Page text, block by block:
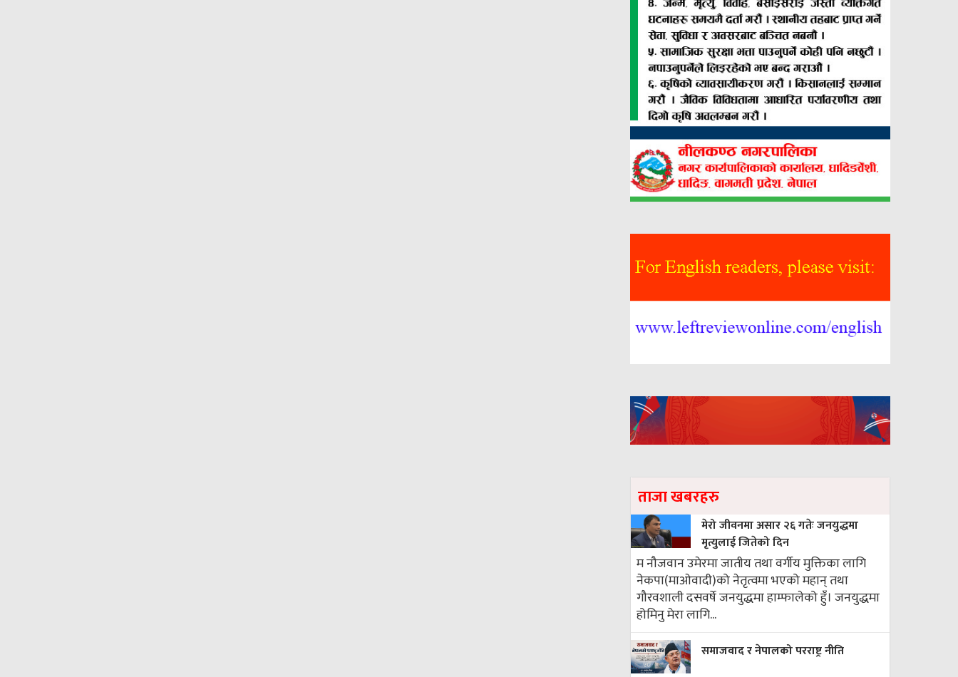
ताजा खबरहरु
मेरो जीवनमा असार २६ गतेः जनयुद्धमा
मृत्युलाई जितेको दिन
म नौजवान उमेरमा जातीय तथा वर्गीय मुक्तिका लागि
नेकपा(माओवादी)को नेतृत्वमा भएको महान् तथा
गौरवशाली दसवर्षे जनयुद्धमा हाम्फालेको हुँ। जनयुद्धमा
होमिनु मेरा लागि...
समाजवाद र नेपालको परराष्ट्र नीति